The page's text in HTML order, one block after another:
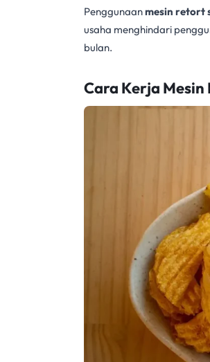
Penggunaanmesin retort
usaha menghindari
bulan.
Cara Kerja